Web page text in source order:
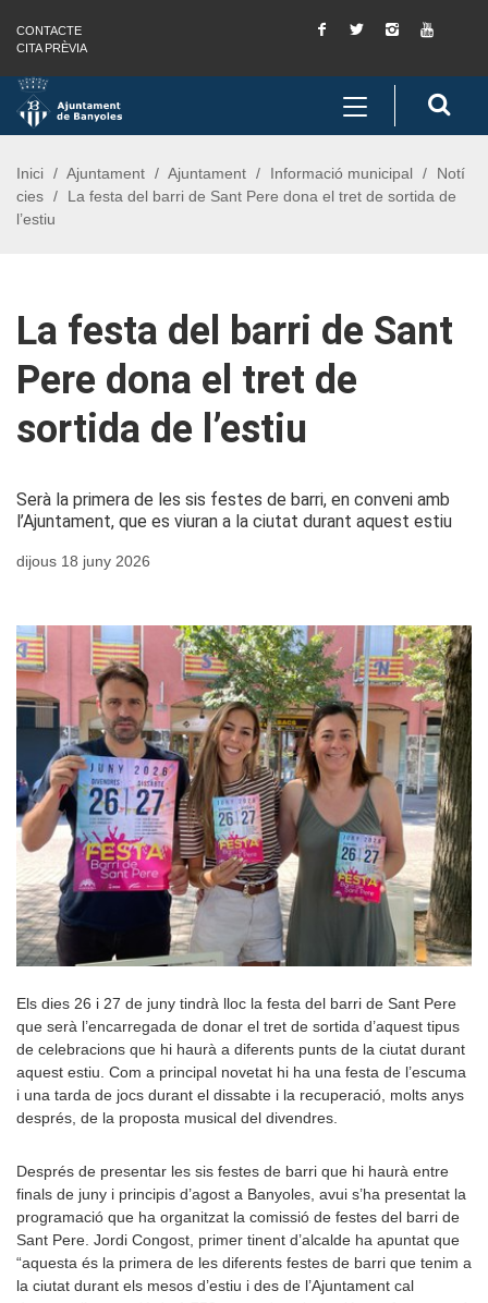
Saltar al contingut
Saltar a la navegació
Informació de contacte
CONTACTE
CITA PRÈVIA
Facebook
Twitter Instagram
Toggle
navigation
Inici Ajuntament Ajuntament Informació municipal
Notí
cies
La festa del barri de Sant Pere dona el tret de sortida de
l’estiu
La festa del barri de Sant
Pere dona el tret de
sortida de l’estiu
Serà la primera de les sis festes de barri, en conveni amb
l’Ajuntament, que es viuran a la ciutat durant aquest estiu
dijous 18 juny 2026
Els dies 26 i 27 de juny tindrà lloc la festa del barri de Sant Pere
que serà l’encarregada de donar el tret de sortida d’aquest tipus
de celebracions que hi haurà a diferents punts de la ciutat durant
aquest estiu. Com a principal novetat hi ha una festa de l’escuma
i una tarda de jocs durant el dissabte i la recuperació, molts anys
després, de la proposta musical del divendres.
Després de presentar les sis festes de barri que hi haurà entre
finals de juny i principis d’agost a Banyoles, avui s’ha presentat la
programació que ha organitzat la comissió de festes del barri de
Sant Pere. Jordi Congost, primer tinent d’alcalde ha apuntat que
“aquesta és la primera de les diferents festes de barri que tenim a
la ciutat durant els mesos d’estiu i des de l’Ajuntament cal